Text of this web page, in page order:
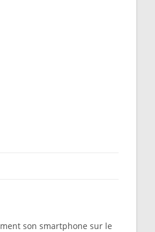
son smartphone sur le